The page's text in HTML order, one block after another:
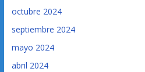
octubre 2024
septiembre 2024
mayo 2024
abril 2024